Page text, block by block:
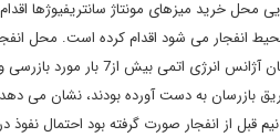
خرید میزهای مونتاژ سانتریفیوژها
انفجار می شود اقدام کرده است. محل
سانتریفیوژهای پیشرفته است در سال 92 ساخته شده بود و تا قبل از
قبل از انفجار صورت گرفته بود احتمال